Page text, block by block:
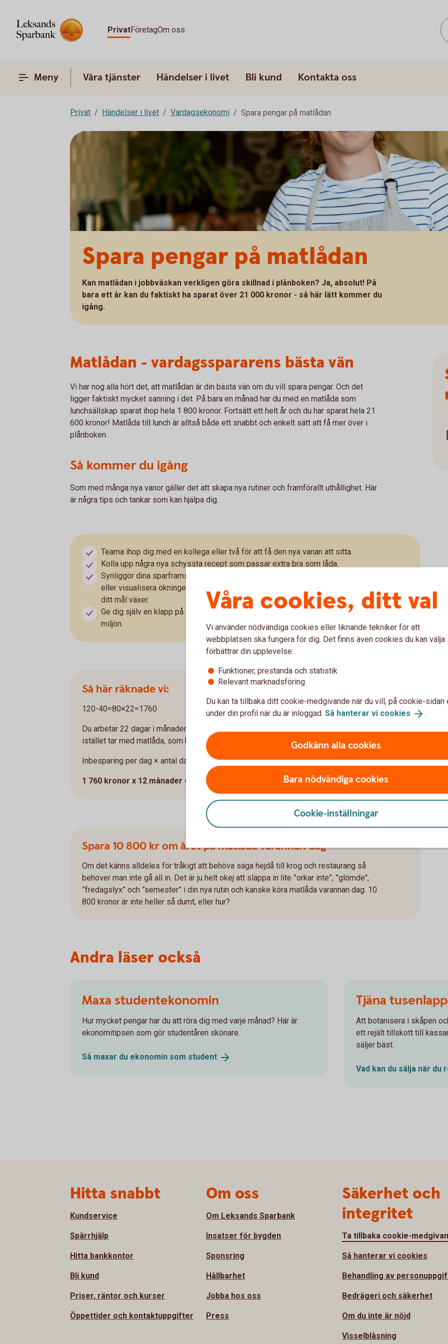
PrivatFöretagOm oss
Meny Våra tjänster Händelser i livet Bli kund Kontakta oss
Privat Händelser i livet Vardagsekonomi Spara pengar på matlådan
Spara pengar på matlådan
Kan matlådan i jobbväskan verkligen göra skillnad i plånboken? Ja, absolut! På
bara ett år kan du faktiskt ha sparat över 21 000 kronor - så här lätt kommer du
igång.
Matlådan - vardagsspararens bästa vän
Vi har nog alla hört det, att matlådan är din bästa vän om du vill spara pengar. Och det
ligger faktiskt mycket sanning i det. På bara en månad har du med en matlåda som
lunchsällskap sparat ihop hela 1 800 kronor. Fortsätt ett helt år och du har sparat hela 21
600 kronor! Matlåda till lunch är alltså både ett snabbt och enkelt sätt att få mer över i
plånboken.
Så kommer du igång
Som med många nya vanor gäller det att skapa nya rutiner och framförallt uthållighet. Här
är några tips och tankar som kan hjälpa dig.
Teama ihop dig med en kollega eller två för att få den nya vanan att sitta.
Kolla upp några nya schyssta recept som passar extra bra som låda.
Synliggör dina sparframsteg. Fyll en burk med kontanter för alla uteluncher du sparar,
eller visualisera ökningen digitalt genom någon smart app där du ser hur pengarna mot
ditt mål växer.
Ge dig själv en klapp på axeln. Samtidigt som du sparar pengar, kan du även spara på
miljön.
Så här räknade vi:
120-40=80×22=1760
Du arbetar 22 dagar i månaden och köper lunch ute för 120 kr. Det blir 2 640 kr. Om du
istället tar med matlåda, som kostar ca 40 kr att laga hemma, spenderar du ca 880 kronor.
Inbesparing per dag × antal dagar per månad = inbesparing per månad.
1 760 kronor x 12 månader = 21 120 kr.
Spara 10 800 kr om året på matlåda varannan dag
Om det känns alldeles för tråkigt att behöva säga hejdå till krog och restaurang så
behöver man inte gå all in. Det är ju helt okej att släppa in lite ”orkar inte”, ”glömde",
”fredagslyx” och ”semester” i din nya rutin och kanske köra matlåda varannan dag. 10
800 kronor är inte heller så dumt, eller hur?
Andra läser också
Maxa studentekonomin
Hur mycket pengar har du att röra dig med varje månad? Här är
ekonomitipsen som gör studentåren skönare.
Så maxar du ekonomin som student
Tjäna
Att botanisera i skåpen
ett rejält tillskott till
säljer bäst.
Vad kan du sälja när du
Våra cookies, ditt val
Vi använder nödvändiga cookies eller liknande tekniker för att
webbplatsen ska fungera för dig. Det finns även cookies du kan välja
förbättrar din upplevelse:
Funktioner, prestanda och statistik
Relevant marknadsföring
Du kan ta tillbaka ditt cookie-medgivande när du vill, på cookie-sidan
under din profil när du är inloggad. Så hanterar vi cookies .
Godkänn alla cookies
Bara nödvändiga cookies
Cookie-inställningar
Hitta snabbt
Kundservice
Spärrhjälp
Hitta bankkontor
Bli kund
Priser, räntor och kurser
Öppettider och kontaktuppgifter
Om oss
Om Leksands Sparbank
Insatser för bygden
Sponsring
Hållbarhet
Jobba hos oss
Press
Säkerhet och
integritet
Ta tillbaka cookie-
Så hanterar vi cookies
Behandling av
Bedrägeri och säkerhet
Om du inte är nöjd
Visselblåsning